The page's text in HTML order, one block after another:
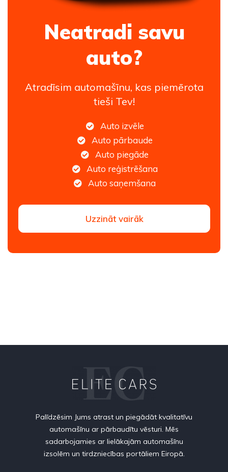
Neatradi savu
auto?
Atradīsim automašīnu, kas piemērota
tieši Tev!
Auto izvēle
Auto pārbaude
Auto piegāde
Auto reģistrēšana
Auto saņemšana
Uzzināt vairāk
Palīdzēsim Jums atrast un piegādāt kvalitatīvu
automašīnu ar pārbaudītu vēsturi. Mēs
sadarbojamies ar lielākajām automašīnu
izsolēm un tirdzniecības portāliem Eiropā.